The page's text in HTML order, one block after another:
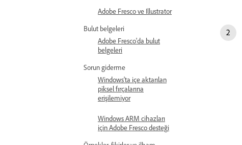
Adobe Fresco ve Illustrator
Bulut belgeleri
Adobe Fresco'da bulut
belgeleri
Sorun giderme
Windows'ta içe aktarılan
piksel fırçalarına
erişilemiyor
Windows ARM cihazları
için Adobe Fresco desteği